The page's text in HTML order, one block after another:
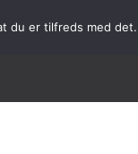
du er tilfreds med det.